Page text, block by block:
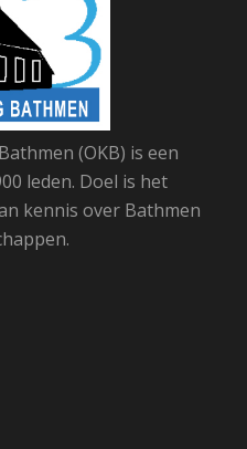
(OKB) is een
leden. Doel is het
kennis over Bathmen